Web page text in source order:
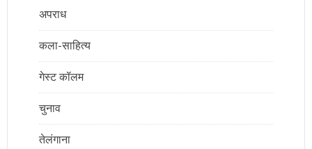
अपराध
कला-साहित्य
गेस्ट कॉलम
चुनाव
तेलंगाना